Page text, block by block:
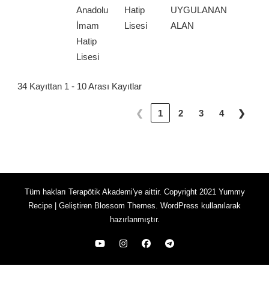
Anadolu
İmam
Hatip
Lisesi
Hatip
Lisesi
UYGULANAN
ALAN
34 Kayıttan 1 - 10 Arası Kayıtlar
❮ 1 2 3 4 ❯
Tüm hakları Terapötik Akademi'ye aittir. Copyright 2021 Yummy
Recipe | Geliştiren Blossom Themes WordPress kullanılarak
hazırlanmıştır.